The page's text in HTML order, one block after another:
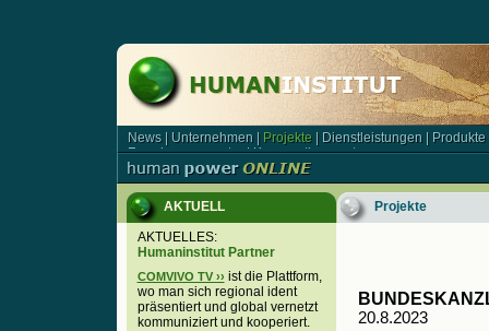
News | Unternehmen | Projekte | Dienstleistungen |
Forschungsagentur | Kooperationspartner
News| Unternehmen| Projekte| Dienstleistungen| Produkte
Forschungsagentur|Kooperationspartner
AKTUELL
Projekte
AKTUELLES:
Humaninstitut Partner
COMVIVO TV ›› ist die Plattform,
wo man sich regional ident
präsentiert und global vernetzt
kommuniziert und kooperiert.
20.8.2023